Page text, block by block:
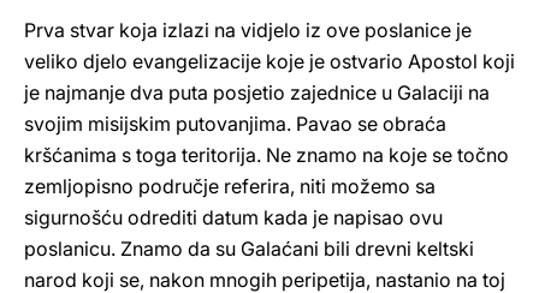
Prva stvar koja izlazi na vidjelo iz ove poslanice je
veliko djelo evangelizacije koje je ostvario Apostol koji
je najmanje dva puta posjetio zajednice u Galaciji na
svojim misijskim putovanjima. Pavao se obraća
kršćanima s toga teritorija. Ne znamo na koje se točno
zemljopisno područje referira, niti možemo sa
sigurnošću odrediti datum kada je napisao ovu
poslanicu. Znamo da su Galaćani bili drevni keltski
narod koji se, nakon mnogih peripetija, nastanio na toj